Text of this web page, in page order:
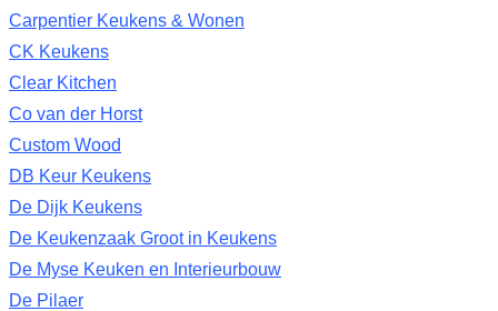
Carpentier Keukens & Wonen
CK Keukens
Clear Kitchen
Co van der Horst
Custom Wood
DB Keur Keukens
De Dijk Keukens
De Keukenzaak Groot in Keukens
De Myse Keuken en Interieurbouw
De Pilaer